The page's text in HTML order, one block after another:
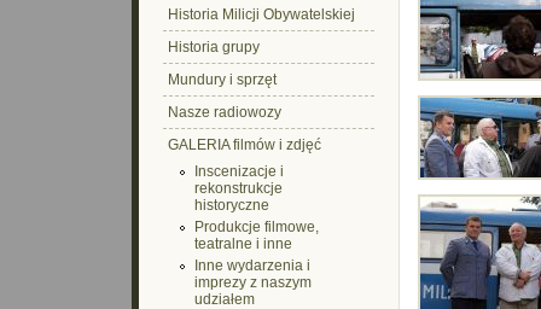
Historia Milicji Obywatelskiej
Historia grupy
Mundury i sprzęt
Nasze radiowozy
GALERIA filmów i zdjęć
Inscenizacje i
rekonstrukcje
historyczne
Produkcje filmowe,
teatralne i inne
Inne wydarzenia i
imprezy z naszym
udziałem